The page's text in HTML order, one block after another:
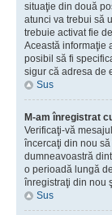
situaţie din două
atunci va trebui să
trebuie activat fie
Această informaţie
posibil să fi
sigur că adresa de
Sus
M-am înregistrat
Verificaţi-vă
încercaţi din nou
dumneavoastră
o perioadă lungă
înregistraţi din nou
Sus